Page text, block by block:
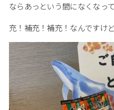
ならあっという間になくなっ
充！補充！補充！なんですけ